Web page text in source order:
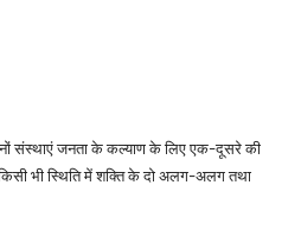
संस्थाएं जनता के कल्याण के लिए एक-दूसरे की
भी स्थिति में शक्ति के दो अलग-अलग तथा